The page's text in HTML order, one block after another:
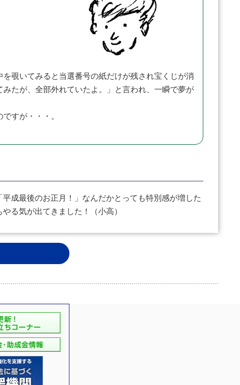
覗いてみると当選番号の紙だけが残され宝くじが消
たが、全部外れていたよ。」と言われ、一瞬で夢が
すが・・・。
成最後のお正月！」なんだかとっても特別感が増した
る気が出てきました！（小高）